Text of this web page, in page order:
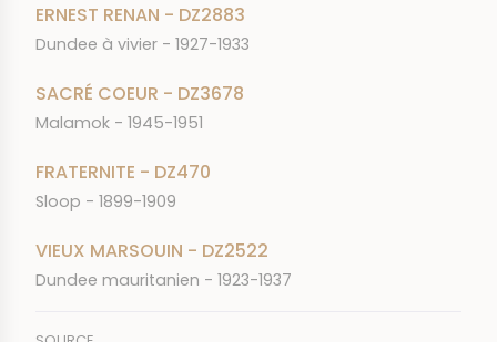
ERNEST RENAN - DZ2883
Dundee à vivier - 1927-1933
SACRÉ COEUR - DZ3678
Malamok - 1945-1951
FRATERNITE - DZ470
Sloop - 1899-1909
VIEUX MARSOUIN - DZ2522
Dundee mauritanien - 1923-1937